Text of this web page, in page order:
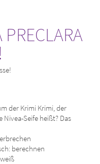
der Krimi Krimi, der
Seife heißt? Das
berechnen